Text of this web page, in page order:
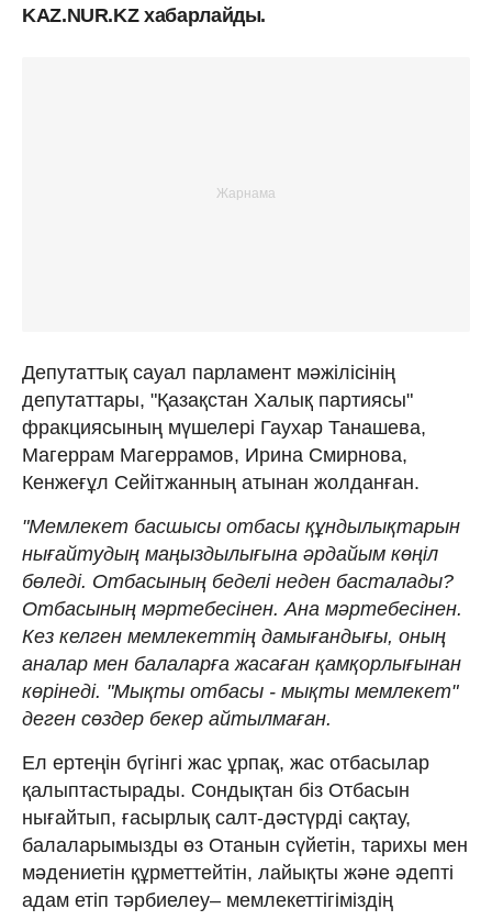
KAZ.NUR.KZ хабарлайды.
Депутаттық сауал парламент мәжілісінің
депутаттары, "Қазақстан Халық партиясы"
фракциясының мүшелері Гаухар Танашева,
Магеррам Магеррамов, Ирина Смирнова,
Кенжеғұл Сейітжанның атынан жолданған.
"Мемлекет басшысы отбасы құндылықтарын
нығайтудың маңыздылығына әрдайым көңіл
бөледі. Отбасының беделі неден басталады?
Отбасының мәртебесінен. Ана мәртебесінен.
Кез келген мемлекеттің дамығандығы, оның
аналар мен балаларға жасаған қамқорлығынан
көрінеді. "Мықты отбасы - мықты мемлекет"
деген сөздер бекер айтылмаған.
Ел ертеңін бүгінгі жас ұрпақ, жас отбасылар
қалыптастырады. Сондықтан біз Отбасын
нығайтып, ғасырлық салт-дәстүрді сақтау,
балаларымызды өз Отанын сүйетін, тарихы мен
мәдениетін құрметтейтін, лайықты және әдепті
адам етіп тәрбиелеу– мемлекеттігіміздің